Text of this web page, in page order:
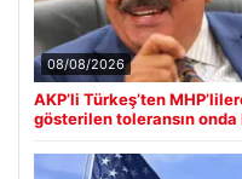
08/08/2026
AKP’li Türkeş’ten
gösterilen toleransın onda